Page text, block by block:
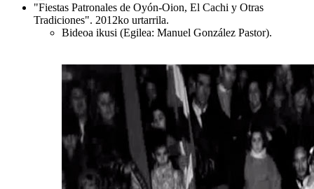
"Fiestas Patronales de Oyón-Oion, El Cachi y Otras
Tradiciones". 2012ko urtarrila.
Bideoa ikusi (Egilea: Manuel González Pastor).